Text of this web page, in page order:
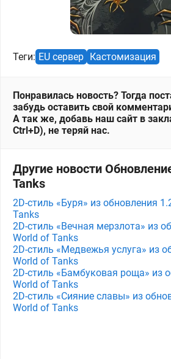
Теги: EU сервер Кастомизация
Понравилась новость? Тогда
забудь оставить свой
А так же, добавь наш сайт в
Ctrl+D), не теряй нас.
Другие новости
Tanks
2D-стиль «Буря» из обновления
Tanks
2D-стиль «Вечная мерзлота» из
World of Tanks
2D-стиль «Медвежья услуга» из
World of Tanks
2D-стиль «Бамбуковая роща» из
World of Tanks
2D-стиль «Сияние славы» из
World of Tanks